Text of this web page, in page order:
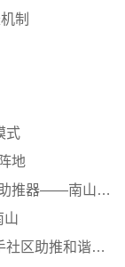
制
式
地
——南山区积极...
山
推和谐社区...